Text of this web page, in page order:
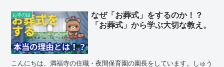
お寺の話
なぜ「お葬式」をするのか！？
「お葬式」から学ぶ大切な教え。
こんにちは、満福寺の住職・夜間保育園の園長をしています。しゅう